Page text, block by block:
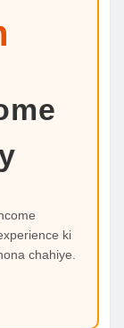
ki
chahiye.